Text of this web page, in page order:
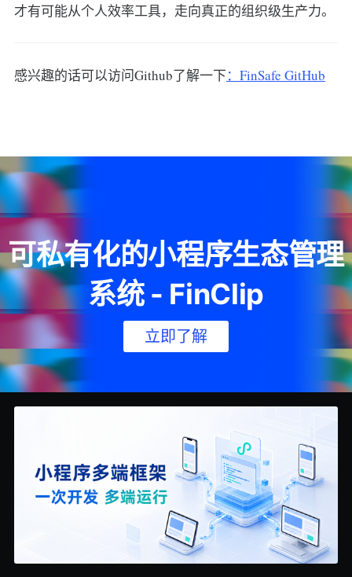
才有可能从个人效率工具，走向真正的组织级生产力。
感兴趣的话可以访问Github了解一下：FinSafe GitHub
可私有化的小程序生态管理
系统 - FinClip
立即了解